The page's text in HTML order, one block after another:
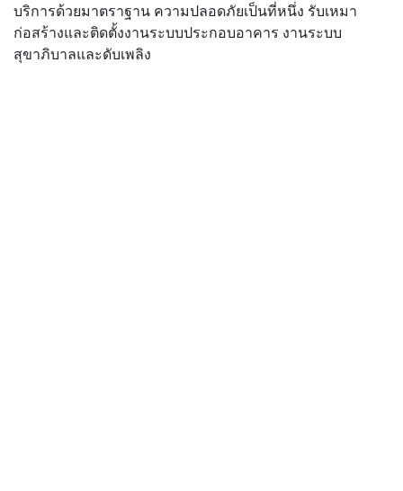
บริการด้วยมาตราฐาน ความปลอดภัยเป็นที่หนึ่ง รับเหมา
ก่อสร้างและติดตั้งงานระบบประกอบอาคาร งานระบบ
สุขาภิบาลและดับเพลิง